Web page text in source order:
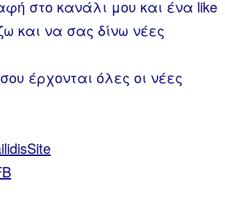
στο κανάλι μου και ένα like
και να σας δίνω νέες
έρχονται όλες οι νέες